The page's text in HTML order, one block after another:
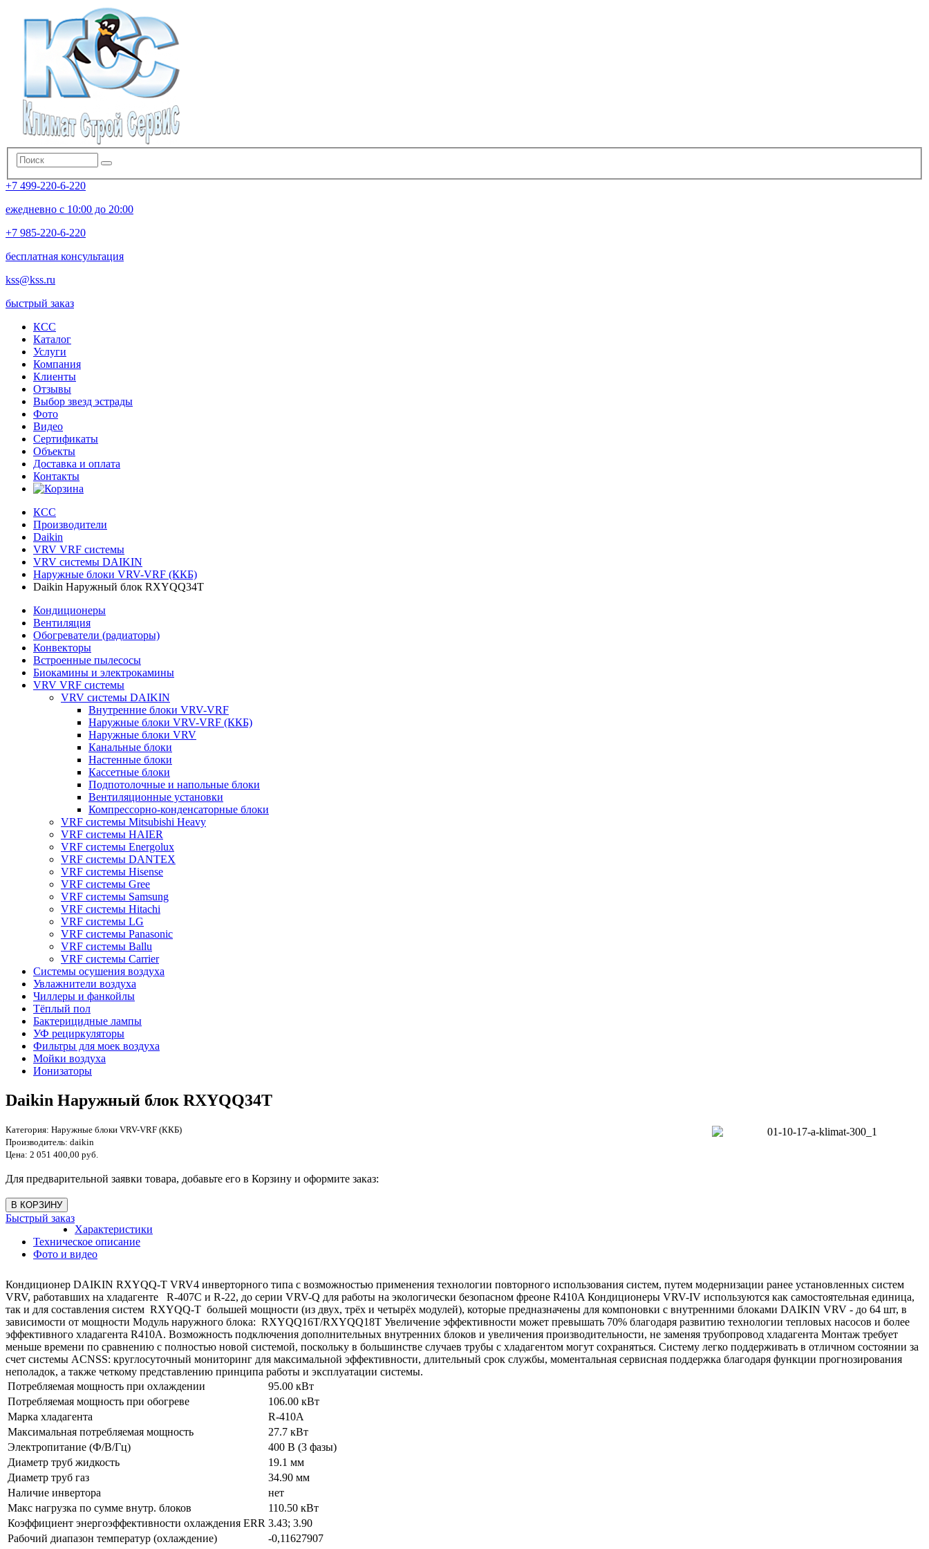
+7 499-220-6-220
ежедневно с 10:00 до 20:00
+7 985-220-6-220
бесплатная консультация
kss@kss.ru
быстрый заказ
КСС
Каталог
Услуги
Компания
Клиенты
Oтзывы
Выбор звезд эстрады
Фото
Видео
Сертификаты
Объекты
Доставка и оплата
Контакты
КСС
Производители
Daikin
VRV VRF системы
VRV системы DAIKIN
Наружные блоки VRV-VRF (ККБ)
Daikin Наружный блок RXYQQ34T
Кондиционеры
Вентиляция
Обогреватели (радиаторы)
Конвекторы
Встроенные пылесосы
Биокамины и электрокамины
VRV VRF системы
VRV системы DAIKIN
Внутренние блоки VRV-VRF
Наружные блоки VRV-VRF (ККБ)
Наружные блоки VRV
Канальные блоки
Настенные блоки
Кассетные блоки
Подпотолочные и напольные блоки
Вентиляционные установки
Компрессорно-конденсаторные блоки
VRF системы Mitsubishi Heavy
VRF системы HAIER
VRF системы Energolux
VRF системы DANTEX
VRF системы Hisense
VRF системы Gree
VRF системы Samsung
VRF системы Hitachi
VRF системы LG
VRF системы Panasonic
VRF системы Ballu
VRF системы Carrier
Системы осушения воздуха
Увлажнители воздуха
Чиллеры и фанкойлы
Тёплый пол
Бактерицидные лампы
УФ рециркуляторы
Фильтры для моек воздуха
Мойки воздуха
Ионизаторы
Daikin Наружный блок RXYQQ34T
Категория: Наружные блоки VRV-VRF (ККБ)
Производитель: daikin
Цена: 2 051 400,00 руб.
Для предварительной заявки товара, добавьте его в Корзину и оформите заказ:
Быстрый заказ
Характеристики
Техническое описание
Фото и видео
Кондиционер DAIKIN RXYQQ-T VRV4 инверторного типа с возможностью применения технологии повторного использования систем, путем модернизации ранее установленных систем
VRV, работавших на хладагенте R-407C и R-22, до серии VRV-Q для работы на экологически безопасном фреоне R410A Кондиционеры VRV-IV используются как самостоятельная единица,
так и для составления систем RXYQQ-T большей мощности (из двух, трёх и четырёх модулей), которые предназначены для компоновки с внутренними блоками DAIKIN VRV - до 64 шт, в
зависимости от мощности Модуль наружного блока: RXYQQ16T/RXYQQ18T Увеличение эффективности может превышать 70% благодаря развитию технологии тепловых насосов и более
эффективного хладагента R410A. Возможность подключения дополнительных внутренних блоков и увеличения производительности, не заменяя трубопровод хладагента Монтаж требует
меньше времени по сравнению с полностью новой системой, поскольку в большинстве случаев трубы с хладагентом могут сохраняться. Систему легко поддерживать в отличном состоянии за
счет системы ACNSS: круглосуточный мониторинг для максимальной эффективности, длительный срок службы, моментальная сервисная поддержка благодаря функции прогнозирования
неполадок, а также четкому представлению принципа работы и эксплуатации системы.
Потребляемая мощность при охлаждении
95.00 кВт
Потребляемая мощность при обогреве
106.00 кВт
Марка хладагента
R-410A
Максимальная потребляемая мощность
27.7 кВт
Электропитание (Ф/В/Гц)
400 В (3 фазы)
Диаметр труб жидкость
19.1 мм
Диаметр труб газ
34.90 мм
Наличие инвертора
нет
Макс нагрузка по сумме внутр. блоков
110.50 кВт
Коэффициент энергоэффективности охлаждения ERR 3.43; 3.90
Рабочий диапазон температур (охлаждение)
-0,11627907